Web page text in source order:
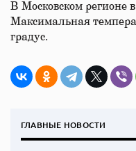
В Московском регионе в
Максимальная
градус.
ГЛАВНЫЕ НОВОСТИ